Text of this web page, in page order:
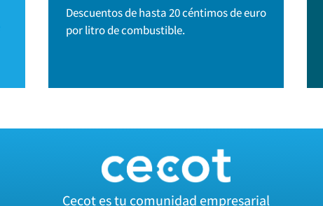
Descuentos de hasta 20 céntimos de euro
por litro de combustible.
Cecot es tu comunidad empresarial